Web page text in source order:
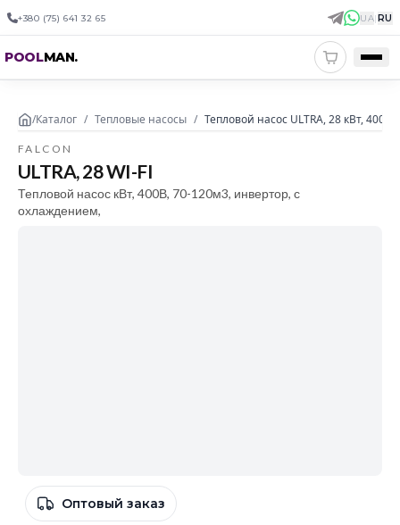
+380 (75) 641 32 65 UA|RU
POOLMAN.
/Каталог / Тепловые насосы / Тепловой насос ULTRA, 28 кВт,
FALCON
ULTRA, 28 WI-FI
Тепловой насос кВт, 400В, 70-120м3, инвертор, с
охлаждением,
Оптовый заказ